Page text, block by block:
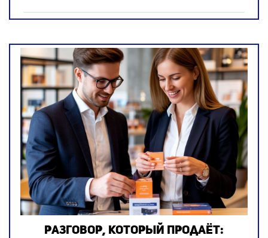
Разговор, который продаёт: